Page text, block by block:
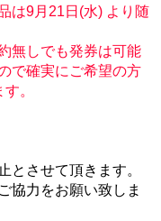
は9月21日(水) より随
無しでも発券は可能
で確実にご希望の方
。
とさせて頂きます。
協力をお願い致しま